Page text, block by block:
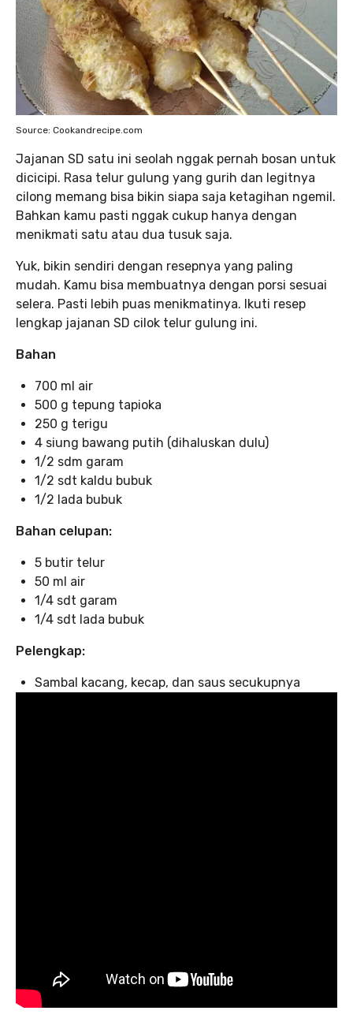
Source: Cookandrecipe.com
Jajanan SD satu ini seolah nggak pernah bosan untuk
dicicipi. Rasa telur gulung yang gurih dan legitnya
cilong memang bisa bikin siapa saja ketagihan ngemil.
Bahkan kamu pasti nggak cukup hanya dengan
menikmati satu atau dua tusuk saja.
Yuk, bikin sendiri dengan resepnya yang paling
mudah. Kamu bisa membuatnya dengan porsi sesuai
selera. Pasti lebih puas menikmatinya. Ikuti resep
lengkap jajanan SD cilok telur gulung ini.
Bahan
700 ml air
500 g tepung tapioka
250 g terigu
4 siung bawang putih (dihaluskan dulu)
1/2 sdm garam
1/2 sdt kaldu bubuk
1/2 lada bubuk
Bahan celupan:
5 butir telur
50 ml air
1/4 sdt garam
1/4 sdt lada bubuk
Pelengkap:
Sambal kacang, kecap, dan saus secukupnya